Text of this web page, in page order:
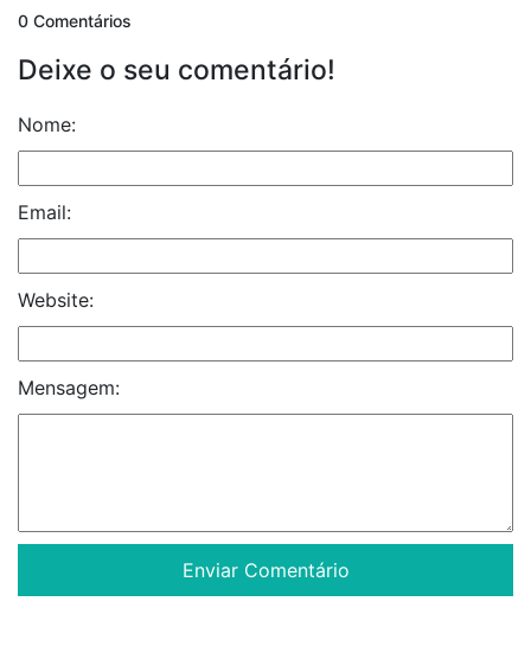
0 Comentários
Deixe o seu comentário!
Nome:
Email:
Website:
Mensagem: